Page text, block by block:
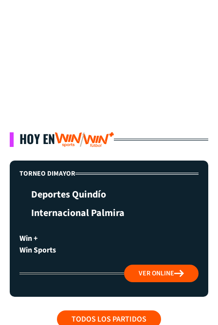
HOY EN
TORNEO DIMAYOR
Deportes Quindío
Internacional Palmira
Win +
Win Sports
VER ONLINE
TODOS LOS PARTIDOS